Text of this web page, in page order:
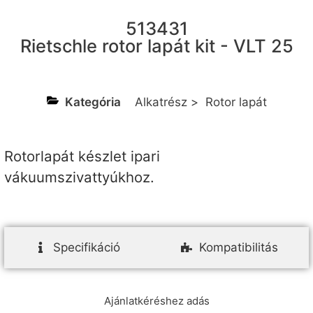
513431
Rietschle rotor lapát kit - VLT 25
Kategória Alkatrész > Rotor lapát
Rotorlapát készlet ipari
vákuumszivattyúkhoz.
Specifikáció Kompatibilitás
Ajánlatkéréshez adás